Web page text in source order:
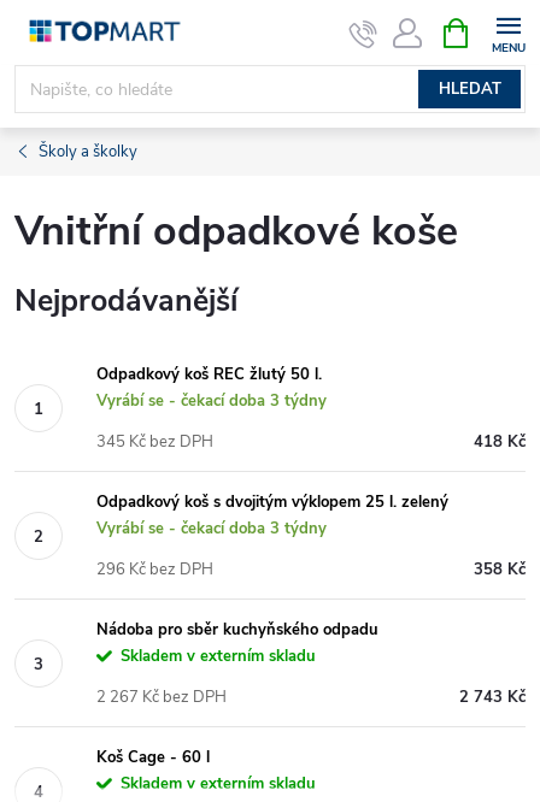
Přejít
obsah
HLEDAT
NÁKUPNÍ
KOŠÍK
Školy a školky
Vnitřní odpadkové koše
Nejprodávanější
Odpadkový koš REC žlutý 50 l.
Vyrábí se - čekací doba 3 týdny
418 Kč
345 Kč bez DPH
Odpadkový koš s dvojitým výklopem 25 l. zelený
Vyrábí se - čekací doba 3 týdny
358 Kč
296 Kč bez DPH
Nádoba pro sběr kuchyňského odpadu
Skladem v externím skladu
2 743 Kč
2 267 Kč bez DPH
Koš Cage - 60 l
Skladem v externím skladu